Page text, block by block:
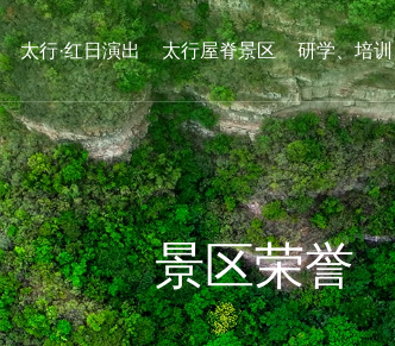
太行·红日演出 太行屋脊景区 研学、培训
景区荣誉